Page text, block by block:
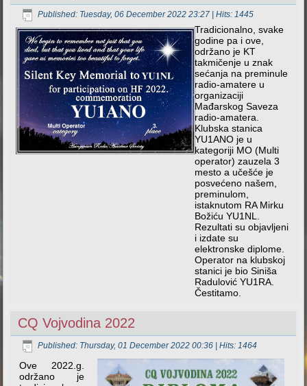
Published: Tuesday, 06 December 2022 23:27 | Hits: 1445
Tradicionalno, svake
godine pa i ove,
održano je KT
takmičenje u znak
sećanja na preminule
radio-amatere u
organizaciji
Mađarskog Saveza
radio-amatera.
Klubska stanica
YU1ANO je u
kategoriji MO (Multi
operator) zauzela 3
mesto a učešće je
posvećeno našem,
preminulom,
istaknutom RA Mirku
Božiću YU1NL.
Rezultati su objavljeni
i izdate su
elektronske diplome.
Operator na klubskoj
stanici je bio Siniša
Radulović YU1RA.
Čestitamo.
CQ Vojvodina 2022
Published: Thursday, 01 December 2022 00:36 | Hits: 1464
Ove 2022.g.
održano je